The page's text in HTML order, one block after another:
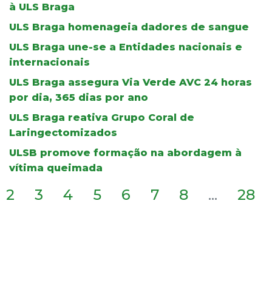
à ULS Braga
ULS Braga homenageia dadores de sangue
ULS Braga une-se a Entidades nacionais e
internacionais
ULS Braga assegura Via Verde AVC 24 horas
por dia, 365 dias por ano
ULS Braga reativa Grupo Coral de
Laringectomizados
ULSB promove formação na abordagem à
vítima queimada
2 3 4 5 6 7 8 ... 28